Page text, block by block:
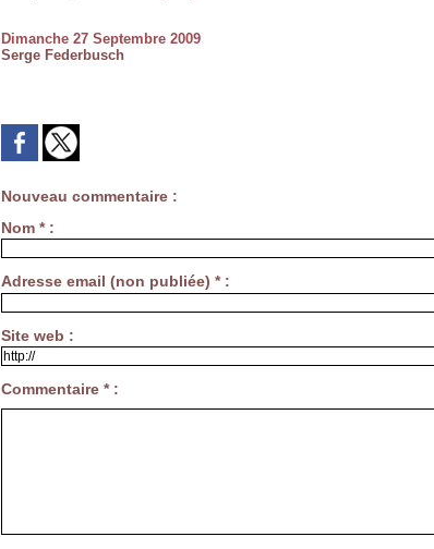
Dimanche 27 Septembre 2009
Serge Federbusch
Nouveau commentaire :
Nom * :
Adresse email (non publiée) * :
Site web :
Commentaire * :